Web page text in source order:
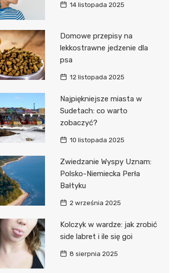
14 listopada 2025
Domowe przepisy na
lekkostrawne jedzenie dla
psa
12 listopada 2025
Najpiękniejsze miasta w
Sudetach: co warto
zobaczyć?
10 listopada 2025
Zwiedzanie Wyspy Uznam:
Polsko-Niemiecka Perła
Bałtyku
2 września 2025
Kolczyk w wardze: jak zrobić
side labret i ile się goi
8 sierpnia 2025